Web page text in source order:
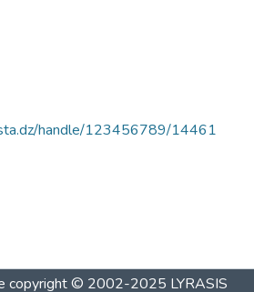
handle/123456789/14461
copyright © 2002-2025 LYRASIS